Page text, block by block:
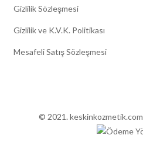
Gizlilik Sözleşmesi
Gizlilik ve K.V.K. Politikası
Mesafeli Satış Sözleşmesi
© 2021. keskinkozmetik.com